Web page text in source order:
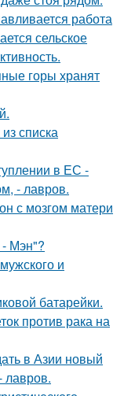
работа
сельское
горы хранят
списка
в ЕС -
- лавров.
с мозгом матери
- Мэн"?
и
батарейки.
против рака на
в Азии новый
лавров.